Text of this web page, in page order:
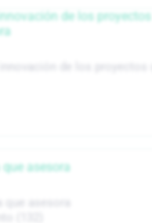
de los proyectos
que asesora